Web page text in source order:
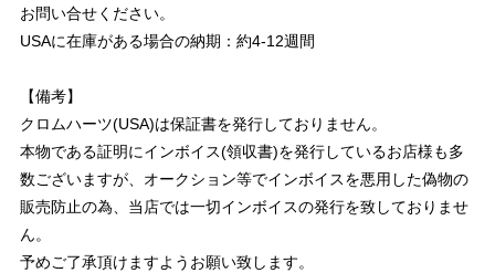
お問い合せください。
USAに在庫がある場合の納期：約4-12週間
【備考】
クロムハーツ(USA)は保証書を発行しておりません。
本物である証明にインボイス(領収書)を発行しているお店様も多
数ございますが、オークション等でインボイスを悪用した偽物の
販売防止の為、当店では一切インボイスの発行を致しておりませ
ん。
予めご了承頂けますようお願い致します。